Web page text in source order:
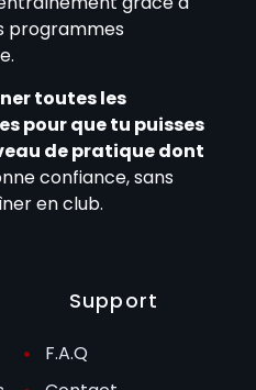
programmes
toutes les
pour que tu puisses
de pratique dont
confiance, sans
en club.
Support
F.A.Q